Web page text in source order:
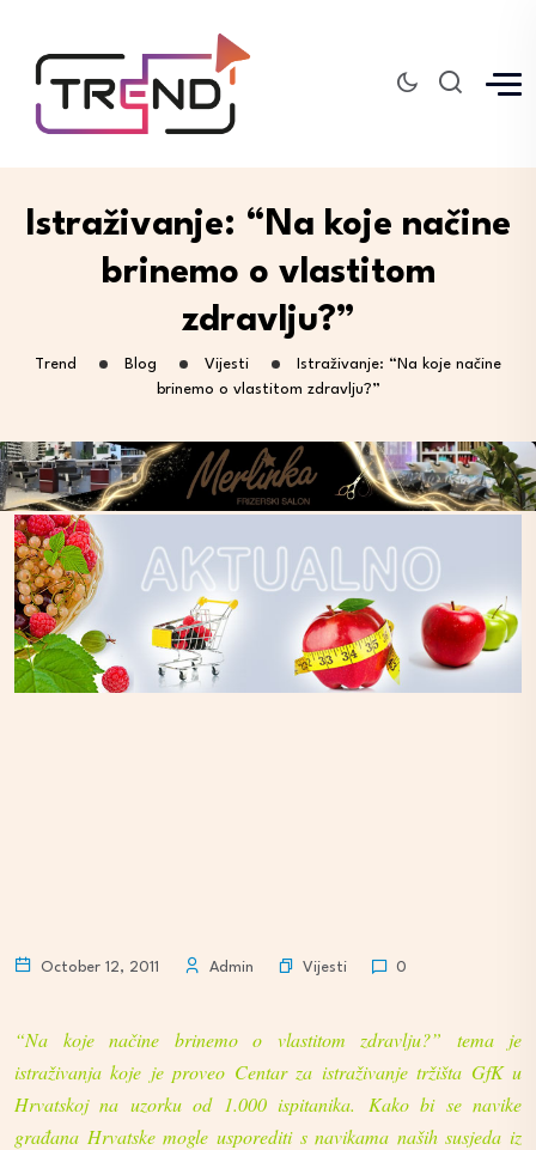
Istraživanje: “Na koje načine
brinemo o vlastitom
zdravlju?”
Trend Blog Vijesti
Istraživanje: “Na koje načine
brinemo o vlastitom zdravlju?”
October 12, 2011 Admin Vijesti 0
“Na koje načine brinemo o vlastitom zdravlju?” tema je
istraživanja koje je proveo Centar za istraživanje tržišta GfK u
Hrvatskoj na uzorku od 1.000 ispitanika. Kako bi se navike
građana Hrvatske mogle usporediti s navikama naših susjeda iz